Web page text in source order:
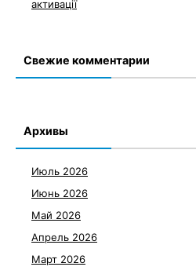
активації
Свежие комментарии
Архивы
Июль 2026
Июнь 2026
Май 2026
Апрель 2026
Март 2026